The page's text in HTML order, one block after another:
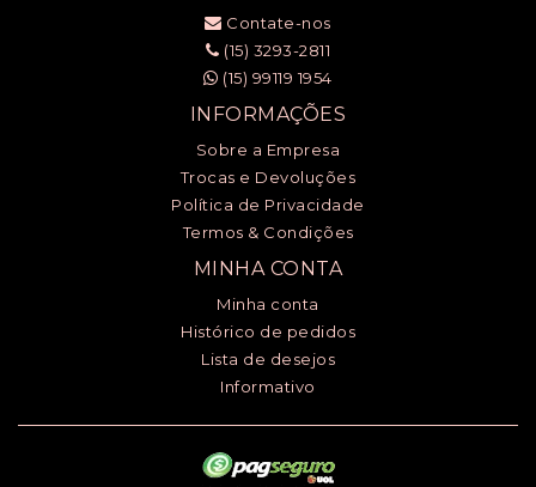
Contate-nos
(15) 3293-2811
(15) 99119 1954
INFORMAÇÕES
Sobre a Empresa
Trocas e Devoluções
Política de Privacidade
Termos & Condições
MINHA CONTA
Minha conta
Histórico de pedidos
Lista de desejos
Informativo